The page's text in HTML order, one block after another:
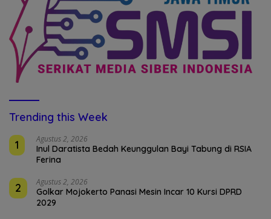
Trending this Week
1
Agustus 2, 2026
Inul Daratista Bedah Keunggulan Bayi Tabung di RSIA
Ferina
2 Agustus 2, 2026
Golkar Mojokerto Panasi Mesin Incar 10 Kursi DPRD
2029